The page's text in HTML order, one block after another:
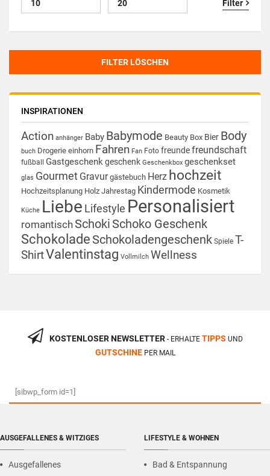
Filter
FILTER LÖSCHEN
INSPIRATIONEN
Action anhänger Baby Babymode Beauty Box Bier Body
buch Drogerie einhorn Fahren Fan Foto freundefreundschaft
fußball Gastgeschenkgeschenk Geschenkbox geschenkset
glas Gourmet Gravur gästebuch Herz hochzeit
Hochzeitsplanung Holz Jahrestag Kindermode Kosmetik
Küche Liebe Lifestyle Personalisiert
romantisch Schoki Schoko Geschenk
Schokolade Schokoladengeschenk Spiele T-
ShirtValentinstag Vollmilch Wellness
KOSTENLOSER NEWSLETTER- ERHALTE TIPPS UND
GUTSCHINEPER MAIL
[sibwp_form id=1]
AUSGEFALLENES & WITZIGES
Ausgefallenes
LIFESTYLE & WOHNEN
Bad & Entspannung